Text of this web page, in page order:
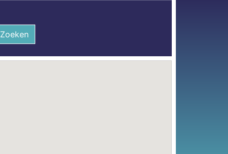
Zoeken